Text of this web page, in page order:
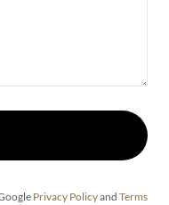
Privacy Policyand Terms